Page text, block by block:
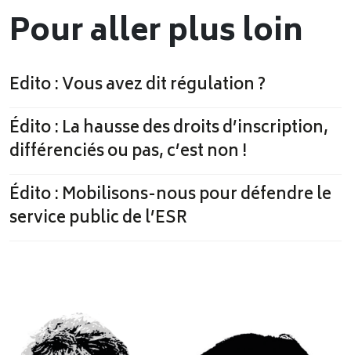
Pour aller plus loin
Edito : Vous avez dit régulation ?
Édito : La hausse des droits d’inscription,
différenciés ou pas, c’est non !
Édito : Mobilisons-nous pour défendre le
service public de l’ESR